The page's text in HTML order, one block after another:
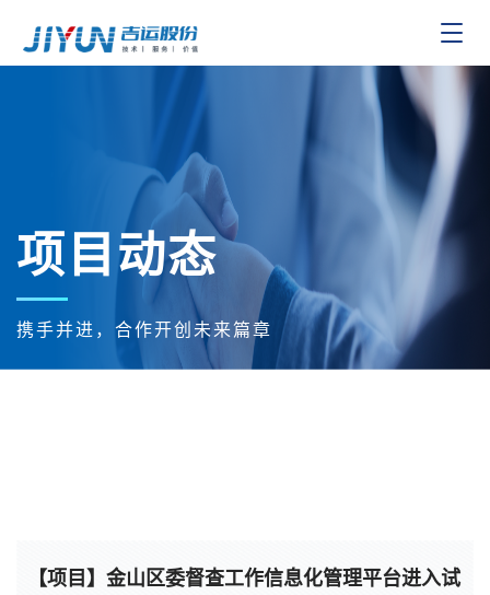
Toggle
项目动态
携手并进，合作开创未来篇章
【项目】金山区委督查工作信息化管理平台进入试